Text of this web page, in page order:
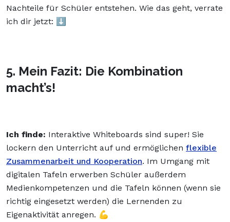
Nachteile für Schüler entstehen. Wie das geht, verrate
ich dir jetzt: ⬇️
5. Mein Fazit: Die Kombination
macht’s!
Ich finde: Interaktive Whiteboards sind super! Sie
lockern den Unterricht auf und ermöglichen flexible
Zusammenarbeit und Kooperation. Im Umgang mit
digitalen Tafeln erwerben Schüler außerdem
Medienkompetenzen und die Tafeln können (wenn sie
richtig eingesetzt werden) die Lernenden zu
Eigenaktivität anregen. 💪